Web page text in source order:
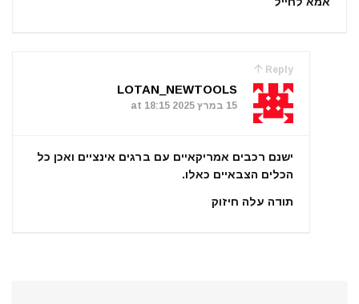
Reply
LOTAN_NEWTOOLS
15 במרץ 2025 at 18:15
ישנם רכבים אמריקאיים עם ברגים אינציים ואכן כל
הכלים הצבאיים כאלו.
תודה עלה חיזוק